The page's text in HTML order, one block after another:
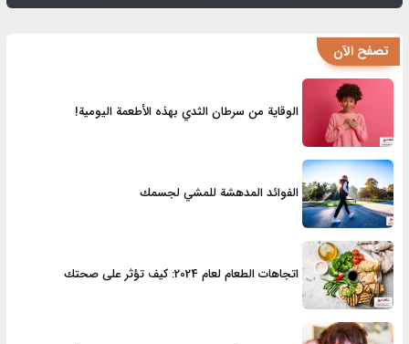
تصفح الآن
الوقاية من سرطان الثدي بهذه الأطعمة اليومية!
الفوائد المدهشة للمشي لجسمك
اتجاهات الطعام لعام 2024: كيف تؤثر على صحتك